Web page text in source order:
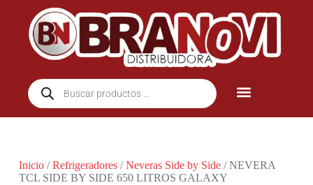
Inicio/Refrigeradores/Neveras Side by Side/ NEVERA
TCL SIDE BY SIDE 650 LITROS GALAXY